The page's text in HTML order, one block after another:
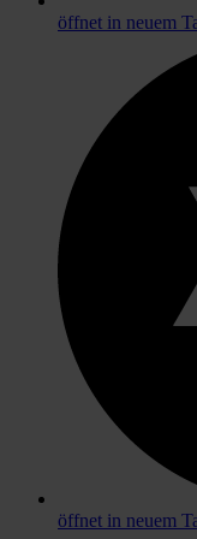
öffnet in neuem
öffnet in neuem